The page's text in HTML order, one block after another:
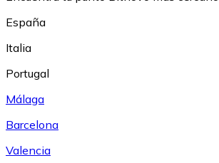
España
Italia
Portugal
Málaga
Barcelona
Valencia